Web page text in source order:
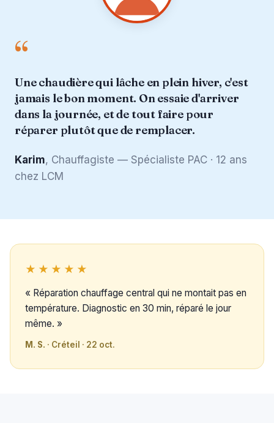
“
Une chaudière qui lâche en plein hiver, c'est
jamais le bon moment. On essaie d'arriver
dans la journée, et de tout faire pour
réparer plutôt que de remplacer.
Karim, Chauffagiste — Spécialiste PAC · 12 ans
chez LCM
★★★★★
« Réparation chauffage central qui ne montait pas en
température. Diagnostic en 30 min, réparé le jour
même. »
M. S. · Créteil · 22 oct.